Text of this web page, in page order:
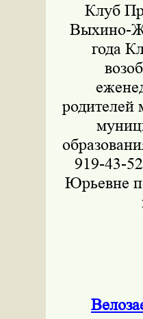
Клуб
Выхино-
года
родителей
919-43-
Юрьевне